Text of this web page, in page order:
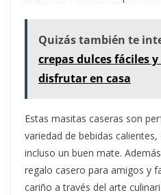
Quizás también te
crepas dulces fáciles
disfrutar en casa
Estas masitas caseras son
variedad de bebidas
incluso un buen mate.
regalo casero para amigos y
cariño a través del arte